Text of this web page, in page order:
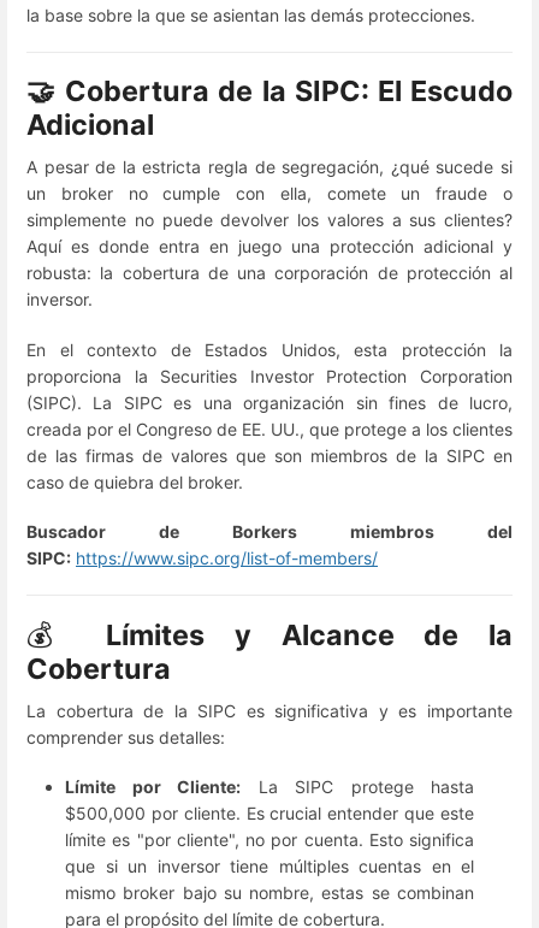
la base sobre la que se asientan las demás protecciones.
🤝 Cobertura de la SIPC: El Escudo
Adicional
A pesar de la estricta regla de segregación, ¿qué sucede si
un broker no cumple con ella, comete un fraude o
simplemente no puede devolver los valores a sus clientes?
Aquí es donde entra en juego una protección adicional y
robusta: la cobertura de una corporación de protección al
inversor.
En el contexto de Estados Unidos, esta protección la
proporciona la Securities Investor Protection Corporation
(SIPC). La SIPC es una organización sin fines de lucro,
creada por el Congreso de EE. UU., que protege a los clientes
de las firmas de valores que son miembros de la SIPC en
caso de quiebra del broker.
Buscador de Borkers miembros del
SIPC: https://www.sipc.org/list-of-members/
💰
Límites y Alcance de la
Cobertura
La cobertura de la SIPC es significativa y es importante
comprender sus detalles:
Límite por Cliente: La SIPC protege hasta
$500,000 por cliente. Es crucial entender que este
límite es "por cliente", no por cuenta. Esto significa
que si un inversor tiene múltiples cuentas en el
mismo broker bajo su nombre, estas se combinan
para el propósito del límite de cobertura.